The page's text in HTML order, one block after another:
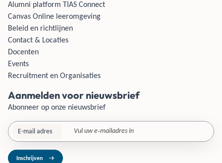
Alumni platform TIAS Connect
Canvas Online leeromgeving
Beleid en richtlijnen
Contact & Locaties
Docenten
Events
Recruitment en Organisaties
Aanmelden voor nieuwsbrief
Abonneer op onze nieuwsbrief
E-mail adres
Inschrijven